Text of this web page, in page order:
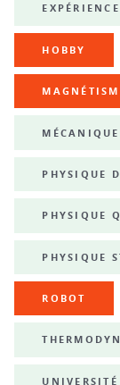
HOBBY
PHYSIQUE
PHYSIQUE
PHYSIQUE
ROBOT
UNIVERSITÉ